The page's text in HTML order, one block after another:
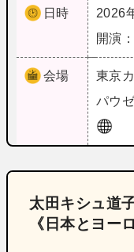
日時
2026
開演
会場 東京
パウ
太田キシュ道
《日本とヨー